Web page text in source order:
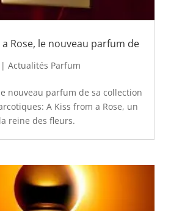
Rose, le nouveau parfum de
| Actualités Parfum
nouveau parfum de sa collection
A Kiss from a Rose, un
reine des fleurs.